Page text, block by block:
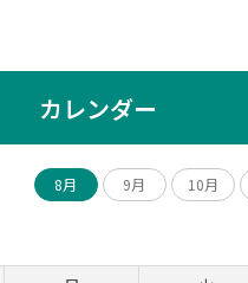
カレンダー
8月 9月 10月